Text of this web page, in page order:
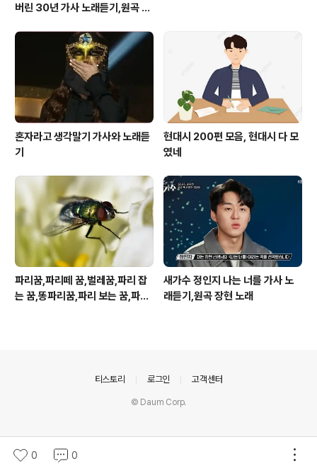
버린 30년 가사 노래듣기,원곡 설
혼자라고 생각말기 가사와 노래듣
기
현대시 200편 모음, 현대시 다 모
였네
파리꿈,파리떼 꿈,벌레꿈,파리 잡
는 꿈,똥파리꿈,파리 보는 꿈,파리
새가수 정인지 나는 너를 가사 노
래듣기,원곡 장현 노래
0 0
티스토리 로그인 고객센터
© Daum Corp.